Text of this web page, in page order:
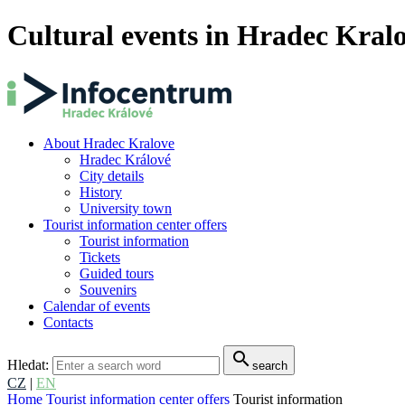
Cultural events in Hradec
About Hradec Kralove
Hradec Králové
City details
History
University town
Tourist information center offers
Tourist information
Tickets
Guided tours
Souvenirs
Calendar of events
Contacts
Hledat: search search
CZ | EN
Home Tourist information center offers Tourist information